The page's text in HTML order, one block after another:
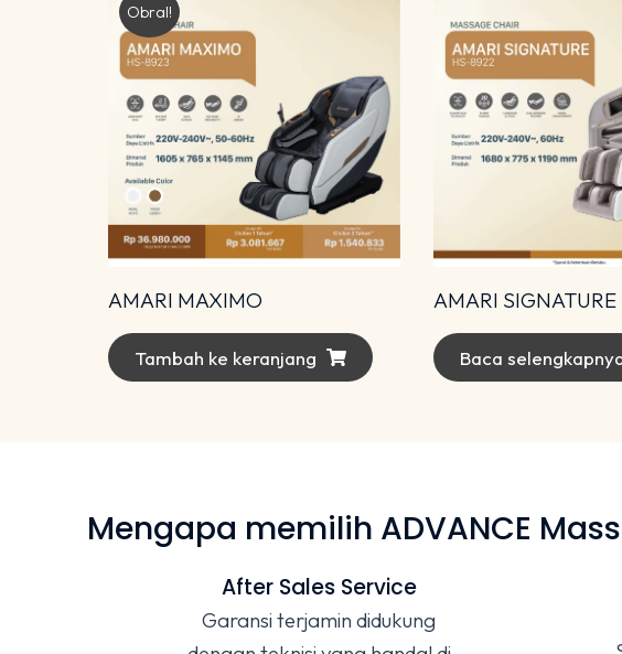
Obral!
AMARI MAXIMO
Tambah ke keranjang
AMARI SIGNATURE
Baca
Mengapa memilih ADVANCE
After Sales Service
Garansi terjamin didukung